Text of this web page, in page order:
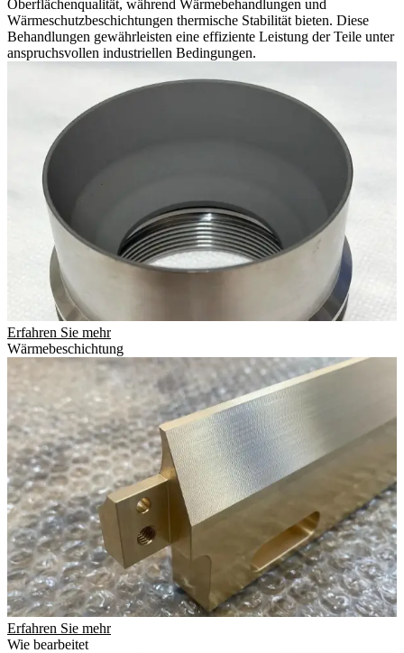
Oberflächenqualität, während Wärmebehandlungen und
Wärmeschutzbeschichtungen thermische Stabilität bieten. Diese
Behandlungen gewährleisten eine effiziente Leistung der Teile unter
anspruchsvollen industriellen Bedingungen.
Erfahren Sie mehr
Wärmebeschichtung
Erfahren Sie mehr
Wie bearbeitet